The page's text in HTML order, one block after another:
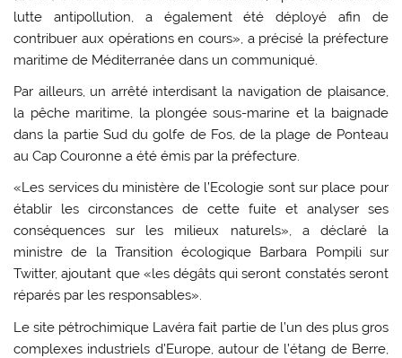
lutte antipollution, a également été déployé afin de
contribuer aux opérations en cours», a précisé la préfecture
maritime de Méditerranée dans un communiqué.
Par ailleurs, un arrêté interdisant la navigation de plaisance,
la pêche maritime, la plongée sous-marine et la baignade
dans la partie Sud du golfe de Fos, de la plage de Ponteau
au Cap Couronne a été émis par la préfecture.
«Les services du ministère de l’Ecologie sont sur place pour
établir les circonstances de cette fuite et analyser ses
conséquences sur les milieux naturels», a déclaré la
ministre de la Transition écologique Barbara Pompili sur
Twitter, ajoutant que «les dégâts qui seront constatés seront
réparés par les responsables».
Le site pétrochimique Lavéra fait partie de l’un des plus gros
complexes industriels d’Europe, autour de l’étang de Berre,